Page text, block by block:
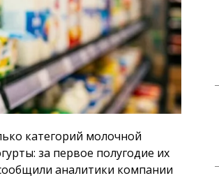
категорий молочной
за первое полугодие их
аналитики компании